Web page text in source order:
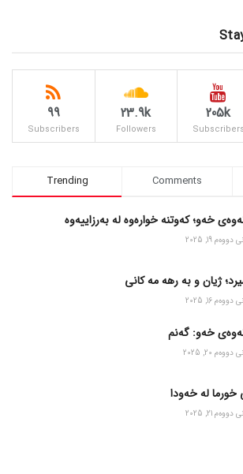
205k
Subscribers
23.9k
Followers
99
Subscribers
Trending Comments
خەو؛ کەوتنە خوارەوە لە بەرزاییەوە
19, 2025
ژیان و به رهه مه کانی
16, 2025
خەو: گەنم
20, 2025
خورما لە خەودا
21, 2025